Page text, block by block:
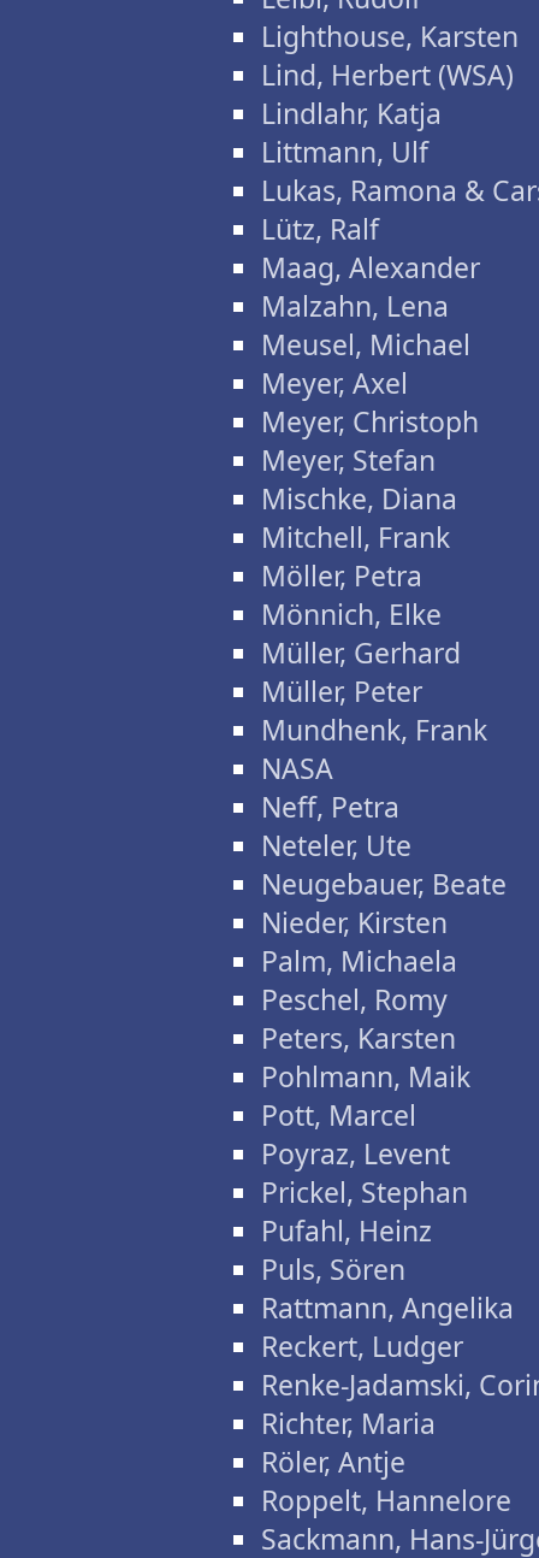
Lighthouse, Karsten
Lind, Herbert (WSA)
Lindlahr, Katja
Littmann, Ulf
Lukas, Ramona &
Lütz, Ralf
Maag, Alexander
Malzahn, Lena
Meusel, Michael
Meyer, Axel
Meyer, Christoph
Meyer, Stefan
Mischke, Diana
Mitchell, Frank
Möller, Petra
Mönnich, Elke
Müller, Gerhard
Müller, Peter
Mundhenk, Frank
NASA
Neff, Petra
Neteler, Ute
Neugebauer, Beate
Nieder, Kirsten
Palm, Michaela
Peschel, Romy
Peters, Karsten
Pohlmann, Maik
Pott, Marcel
Poyraz, Levent
Prickel, Stephan
Pufahl, Heinz
Puls, Sören
Rattmann, Angelika
Reckert, Ludger
Renke-Jadamski,
Richter, Maria
Röler, Antje
Roppelt, Hannelore
Sackmann, Hans-